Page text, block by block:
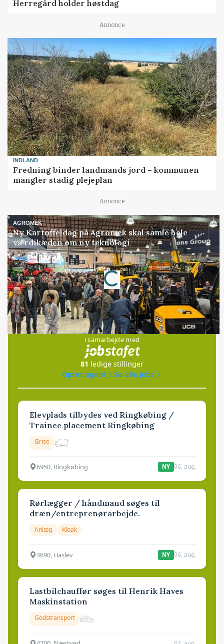
Herregård holder høstdag
Annonce
INDLAND
Fredning binder landmands jord – kommunen
mangler stadig plejeplan
Annonce
AGROMEK
Ny Kartoffeldag på Agromek skal samle hele
værdikæden om ny teknologi
Annonce
Loading...
Jobs
i samarbejde med
81 ledige stillinger
Opret agent
Se alle jobs
Elevplads tilbydes ved Ringkøbing /
Trainee placement Ringkøbing
Grise
6950, Ringkøbing NY 06. aug.
Rørlægger / håndmand søges til
dræn/entreprenørarbejde.
Anlæg Kloak
4690, Haslev NY 06. aug.
Lastbilchauffør søges til Henrik Haves
Maskinstation
Godstransport